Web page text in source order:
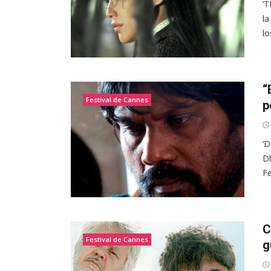
Festival de Cannes
Festival de Cannes